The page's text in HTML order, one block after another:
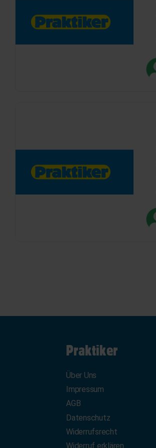
Praktiker
Über Uns
Impressum
AGB
Datenschutz
Widerrufsrecht
Widerruf erklären